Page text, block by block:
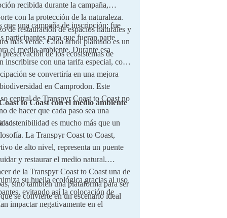
recibida durante la campaña,
con la protección de la naturaleza.
de restauración de espacios naturales y
más verde. Cada árbol plantado es un
de los ecosistemas de
una campaña de inscripción; fue
participantes para que fueran parte
el medio ambiente. Durante esa
inscribirse con una tarifa especial, con
se convertiría en una mejora
en Camprodon. Este
central de Transpyr Coast to Coast no
de hacer que cada paso sea una
to Coast con el medio ambiente
sostenibilidad es mucho más que un
La Transpyr Coast to Coast,
de alto nivel, representa un puente
y restaurar el medio natural.
de la Transpyr Coast to Coast una de
sino también una plataforma para ser
se convierte en un escenario ideal
su huella ecológica gracias al uso
evitando así la colocación de
impactar negativamente en el